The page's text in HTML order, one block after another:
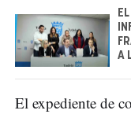
A
El expediente de